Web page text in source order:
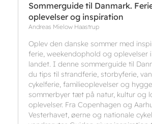
Sommerguide til Danmark.
oplevelser og inspiration
Andreas Mielow Haastrup
Oplev den danske sommer med
ferie, weekendophold og oplevelser
landet. I denne sommerguide til
du tips til strandferie, storbyferie,
cykelferie, familieoplevelser og
sommerbyer tæt på natur, kultur og
oplevelser. Fra Copenhagen og
Vesterhavet, øerne og nationale